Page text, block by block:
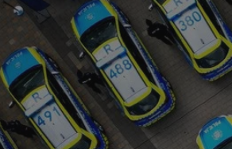
INGRESSCOOKIE
euds